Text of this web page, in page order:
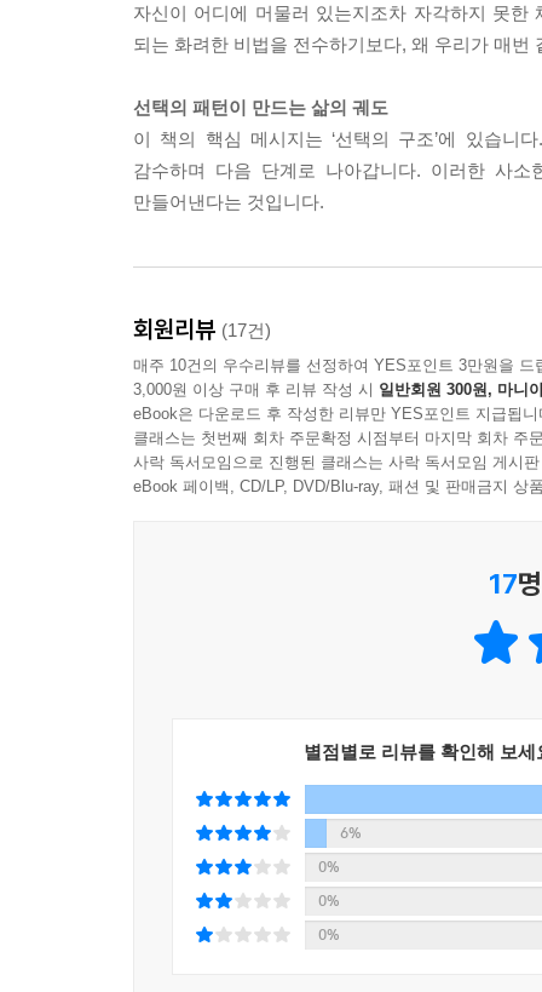
자신이 어디에 머물러 있는지조차 자각하지 못
되는 화려한 비법을 전수하기보다, 왜 우리가 매
선택의 패턴이 만드는 삶의 궤도
이 책의 핵심 메시지는 ‘선택의 구조’에 있습니
감수하며 다음 단계로 나아갑니다. 이러한 사
만들어낸다는 것입니다.
회원리뷰 (17건)
매주 10건의 우수리뷰를 선정하여 YES포인트 3만원을 드
3,000원 이상 구매 후 리뷰 작성 시 일반회원 300원, 마니
eBook은 다운로드 후 작성한 리뷰만 YES포인트 지급됩니
클래스는 첫번째 회차 주문확정 시점부터 마지막 회차 주
사락 독서모임으로 진행된 클래스는 사락 독서모임 게시
eBook 페이백, CD/LP, DVD/Blu-ray, 패션 및 판매금지 상
17
별점별로 리뷰를 확인해 보세
6%
0%
0%
0%